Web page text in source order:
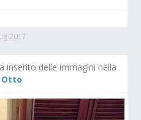
2017
inserito delle immagini nella
Otto